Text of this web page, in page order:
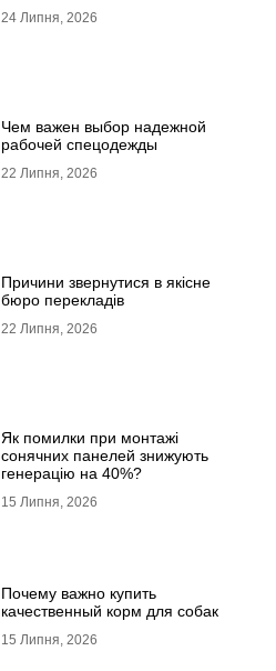
24 Липня, 2026
Чем важен выбор надежной
рабочей спецодежды
22 Липня, 2026
Причини звернутися в якісне
бюро перекладів
22 Липня, 2026
Як помилки при монтажі
сонячних панелей знижують
генерацію на 40%?
15 Липня, 2026
Почему важно купить
качественный корм для собак
15 Липня, 2026